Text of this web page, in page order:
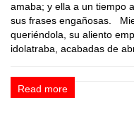
amaba; y ella a un tiempo
sus frases engañosas.
queriéndola, su aliento
idolatraba, acabadas de
Read more